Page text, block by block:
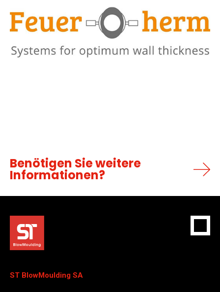
Benötigen Sie weitere
Informationen?
ST BlowMoulding SA